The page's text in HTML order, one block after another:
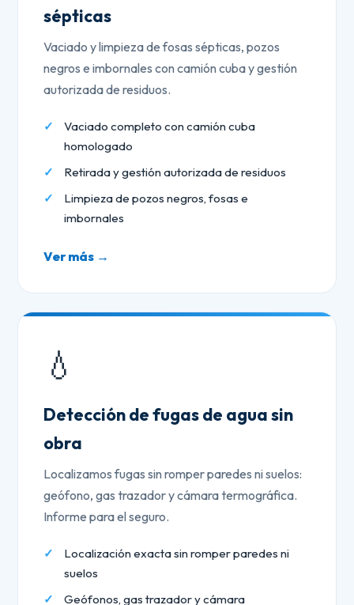
sépticas
Vaciado y limpieza de fosas sépticas, pozos
negros e imbornales con camión cuba y gestión
autorizada de residuos.
Vaciado completo con camión cuba
homologado
Retirada y gestión autorizada de residuos
Limpieza de pozos negros, fosas e
imbornales
Ver más →
💧
Detección de fugas de agua sin
obra
Localizamos fugas sin romper paredes ni suelos:
geófono, gas trazador y cámara termográfica.
Informe para el seguro.
Localización exacta sin romper paredes ni
suelos
Geófonos, gas trazador y cámara